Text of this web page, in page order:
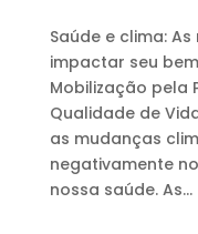
Saúde e clima:
impactar seu
Mobilização pela
Qualidade de
as mudanças
negativamente
nossa saúde. As...